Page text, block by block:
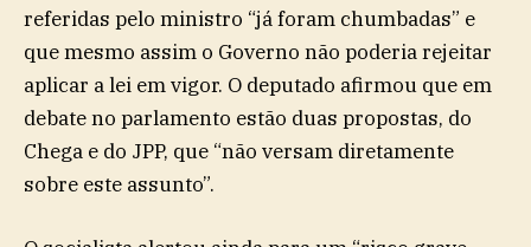
referidas pelo ministro “já foram chumbadas” e
que mesmo assim o Governo não poderia rejeitar
aplicar a lei em vigor. O deputado afirmou que em
debate no parlamento estão duas propostas, do
Chega e do JPP, que “não versam diretamente
sobre este assunto”.